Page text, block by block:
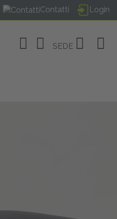
Contatti Login
SEDE